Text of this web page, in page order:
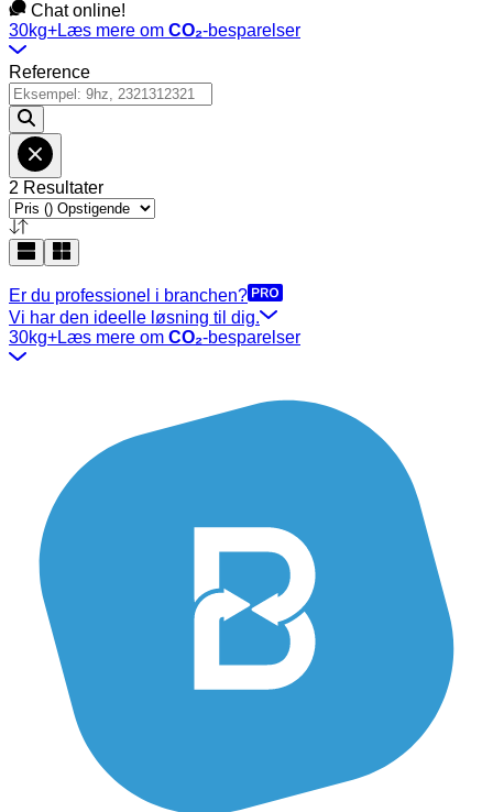
Chat online!
30kg+Læs mere om CO₂-besparelser
Reference
2 Resultater
Er du professionel i branchen?
Vi har den ideelle løsning til dig.
30kg+Læs mere om CO₂-besparelser